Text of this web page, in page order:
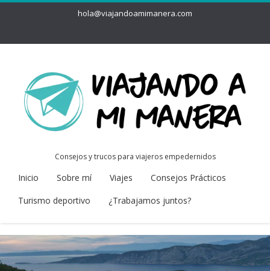
hola@viajandoamimanera.com
Consejos y trucos para viajeros empedernidos
Inicio Sobre mí Viajes
Consejos Prácticos
Turismo deportivo
¿Trabajamos juntos?